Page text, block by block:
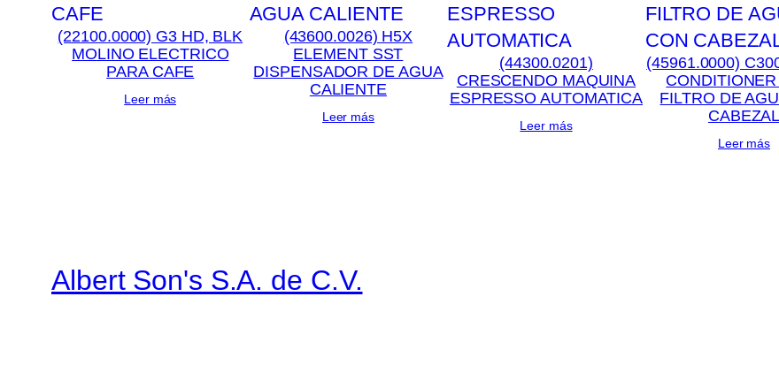
(22100.0000) G3 HD, BLK
MOLINO ELECTRICO
PARA CAFE
Leer más
(43600.0026) H5X
ELEMENT SST
DISPENSADOR DE AGUA
CALIENTE
Leer más
(44300.0201)
CRESCENDO MAQUINA
ESPRESSO AUTOMATICA
Leer más
(45961.0000)
FILTRO DE
CABEZAL
Leer más
Albert Son's S.A. de C.V.